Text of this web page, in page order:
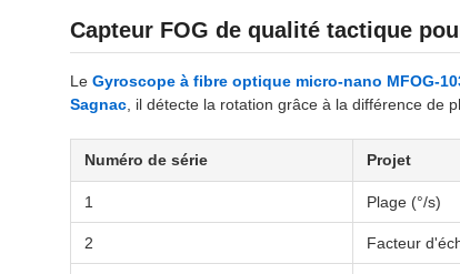
Capteur FOG de qualité tactique
Le Gyroscope à fibre optique micro-nano MFOG-
Sagnac , il détecte la rotation grâce à la différence de
Numéro de série Projet
1 Plage (°/s)
2 Facteur